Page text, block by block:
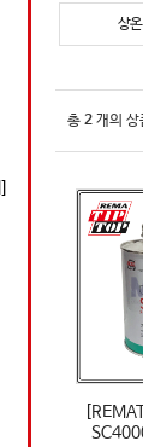
상
총 2 개의 상